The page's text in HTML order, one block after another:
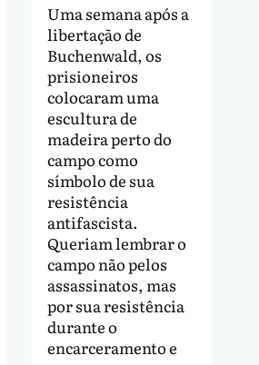
Uma semana após a
libertação de
Buchenwald, os
prisioneiros
colocaram uma
escultura de
madeira perto do
campo como
símbolo de sua
resistência
antifascista.
Queriam lembrar o
campo não pelos
assassinatos, mas
por sua resistência
durante o
encarceramento e